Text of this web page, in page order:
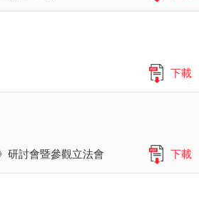
下載
研討會暨參觀立法會
下載